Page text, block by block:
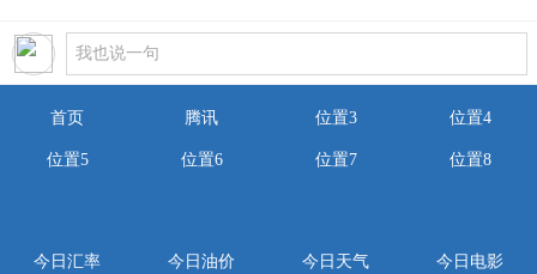
首页 腾讯 位置3 位置4
位置5 位置6 位置7 位置8
今日汇率 今日油价 今日天气 今日电影